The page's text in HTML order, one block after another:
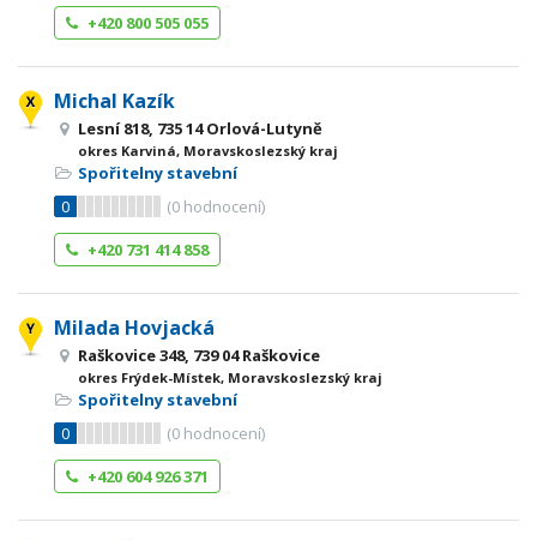
+420 800 505 055
Michal Kazík
Lesní 818, 735 14 Orlová-Lutyně
okres Karviná, Moravskoslezský kraj
Spořitelny stavební
0
(0 hodnocení)
+420 731 414 858
Milada Hovjacká
Raškovice 348, 739 04 Raškovice
okres Frýdek-Místek, Moravskoslezský kraj
Spořitelny stavební
0
(0 hodnocení)
+420 604 926 371